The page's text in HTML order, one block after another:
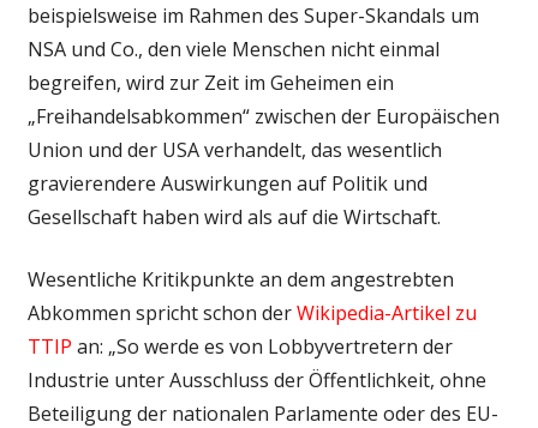
beispielsweise im Rahmen des Super-Skandals um
NSA und Co., den viele Menschen nicht einmal
begreifen, wird zur Zeit im Geheimen ein
„Freihandelsabkommen“ zwischen der Europäischen
Union und der USA verhandelt, das wesentlich
gravierendere Auswirkungen auf Politik und
Gesellschaft haben wird als auf die Wirtschaft.
Wesentliche Kritikpunkte an dem angestrebten
Abkommen spricht schon derWikipedia-Artikel zu
TTIP an: „So werde es von Lobbyvertretern der
Industrie unter Ausschluss der Öffentlichkeit, ohne
Beteiligung der nationalen Parlamente oder des EU-